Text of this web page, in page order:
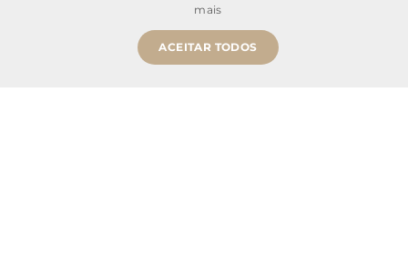
mais
ACEITAR TODOS